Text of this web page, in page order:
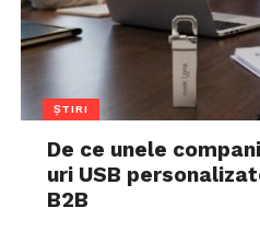
ȘTIRI
De ce unele
uri USB
B2B